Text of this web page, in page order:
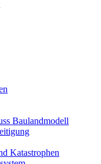
Baulandmodell
Katastrophen